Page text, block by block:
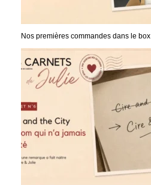
Nos premières commandes dans le box